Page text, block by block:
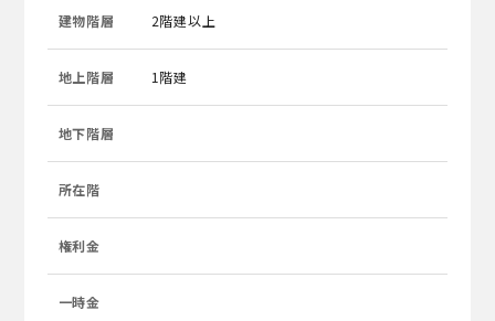
建物階層 2階建以上
地上階層 1階建
地下階層
所在階
権利金
一時金